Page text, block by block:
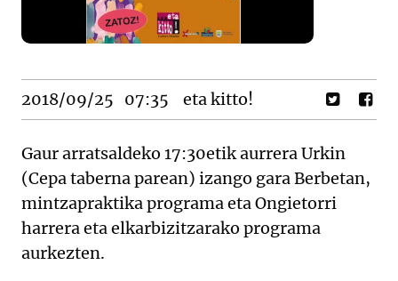
2018/09/25 07:35 eta kitto!
Gaur arratsaldeko 17:30etik aurrera Urkin
(Cepa taberna parean) izango gara Berbetan,
mintzapraktika programa eta Ongietorri
harrera eta elkarbizitzarako programa
aurkezten.